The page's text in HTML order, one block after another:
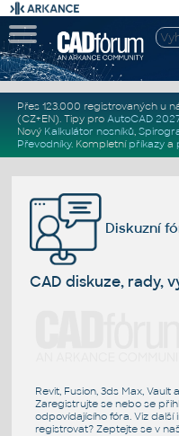
Přes 123.000 registrovaných u
(CZ+EN). Tipy pro AutoCAD
Nový Kalkulátor nosníků,
Převodníky. Kompletní příkazya
Diskuzní
CAD diskuze, rady,
Revit, Fusion, 3ds Max,
Zaregistrujte se nebo se
odpovídajícího fóra. Viz další
registrovat? Zeptejte se v